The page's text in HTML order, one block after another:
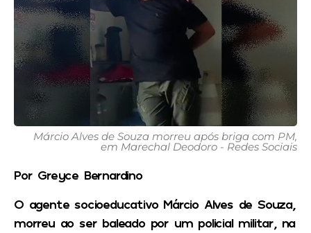
Márcio Alves de Souza morreu após briga com PM,
em Marechal Deodoro - Redes Sociais
Por Greyce Bernardino
O agente socioeducativo Márcio Alves de Souza,
morreu ao ser baleado por um policial militar, na